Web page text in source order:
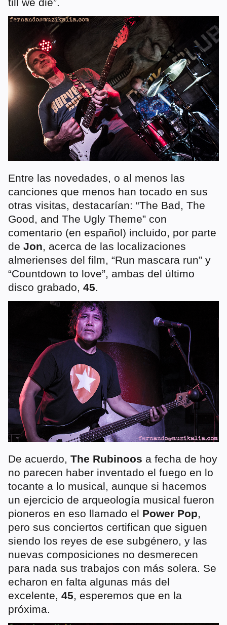
Entre las novedades, o al menos las
canciones que menos han tocado en sus
otras visitas, destacarían: “The Bad, The
Good, and The Ugly Theme” con
comentario (en español) incluido, por parte
de Jon, acerca de las localizaciones
almerienses del film, “Run mascara run” y
“Countdown to love”, ambas del último
disco grabado, 45.
De acuerdo, The Rubinoos a fecha de hoy
no parecen haber inventado el fuego en lo
tocante a lo musical, aunque si hacemos
un ejercicio de arqueología musical fueron
pioneros en eso llamado el Power Pop,
pero sus conciertos certifican que siguen
siendo los reyes de ese subgénero, y las
nuevas composiciones no desmerecen
para nada sus trabajos con más solera. Se
echaron en falta algunas más del
excelente, 45, esperemos que en la
próxima.